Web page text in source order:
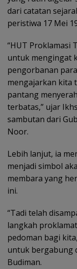
dari catatan
peristiwa 17 Mei
“HUT Proklamasi
untuk mengingat
pengorbanan
mengajarkan kita
pantang
terbatas,” ujar
sambutan dari
Noor.
Lebih lanjut, ia
menjadi simbol
membara yang
ini.
“Tadi telah
langkah
pedoman bagi
untuk bergabung
Budiman.